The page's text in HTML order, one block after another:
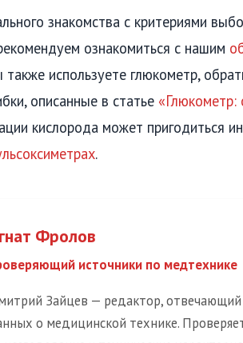
знакомства с критериями
ознакомиться с нашим
также используете глюкометр,
описанные в статье
кислорода может пригодиться
.
Фролов
источники по медтехнике
Зайцев — редактор,
о медицинской технике.